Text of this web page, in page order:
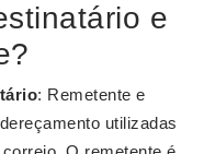
e
: Remetente e
utilizadas